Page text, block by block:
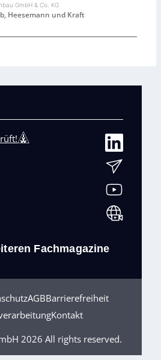
GmbH & Co. KG
Heesemann und Kraft
Fachmagazine
AGBBarrierefreiheit
Kontakt
2026 All rights reserved.